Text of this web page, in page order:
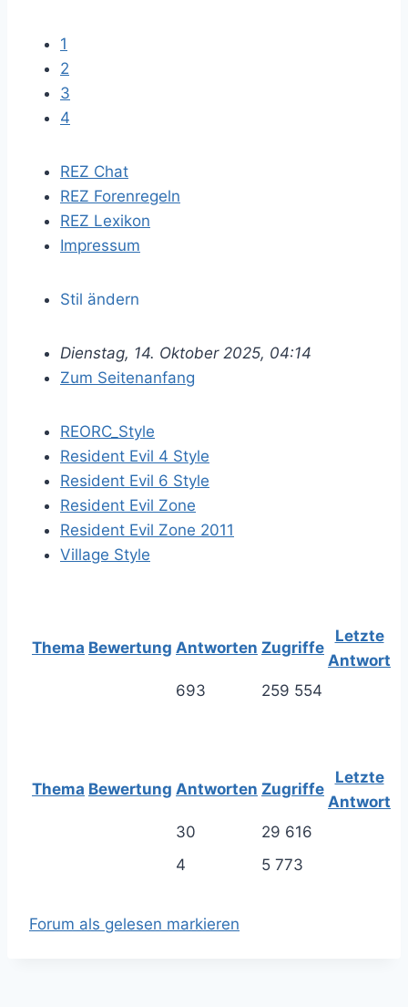
1
2
3
4
REZ Chat
REZ Forenregeln
REZ Lexikon
Impressum
Stil ändern
Dienstag, 14. Oktober 2025, 04:14
Zum Seitenanfang
REORC_Style
Resident Evil 4 Style
Resident Evil 6 Style
Resident Evil Zone
Resident Evil Zone 2011
Village Style
Thema Bewertung Antworten Zugriffe
Letzte
Antwort
693
259 554
Thema Bewertung Antworten Zugriffe
Letzte
Antwort
30
29 616
4
5 773
Forum als gelesen markieren